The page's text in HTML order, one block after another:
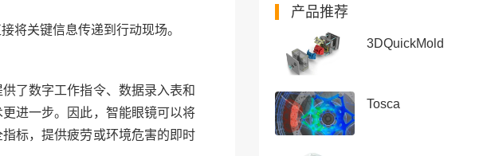
将关键信息传递到行动现场。
了数字工作指令、数据录入表和
进一步。因此，智能眼镜可以将
标，提供疲劳或环境危害的即时
产品推荐
3DQuickMold
Tosca